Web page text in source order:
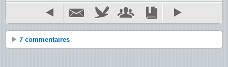
7 commentaires